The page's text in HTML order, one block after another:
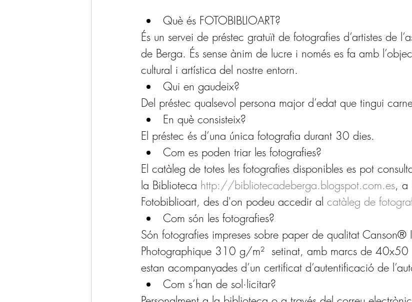
Què és FOTOBIBLIOART?
És un servei de préstec gratuït de fotografies d’artistes de
de Berga. És sense ànim de lucre i només es fa amb
cultural i artística del nostre entorn.
Qui en gaudeix?
Del préstec qualsevol persona major d’edat que tingui
En què consisteix?
El préstec és d’una única fotografia durant 30 dies.
Com es poden triar les fotografies?
El catàleg de totes les fotografies disponibles es pot
la Biblioteca http://bibliotecadeberga.blogspot.com.es, a
Fotobiblioart, des d'on podeu accedir al catàleg de
Com són les fotografies?
Són fotografies impreses sobre paper de qualitat Canson®
Photographique 310 g/m²  setinat, amb marcs de 40x50
estan acompanyades d’un certificat d’autentificació de
Com s’han de sol·licitar?